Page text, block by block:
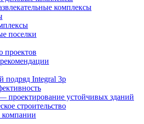
комплексы
поселки
проектов
подряд Integral 3p
проектирование устойчивых зданий
строительство
компании